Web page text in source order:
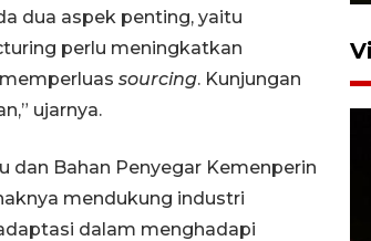
dua aspek penting, yaitu
perlu meningkatkan
memperluas sourcing. Kunjungan
ujarnya.
dan Bahan Penyegar Kemenperin
mendukung industri
dalam menghadapi